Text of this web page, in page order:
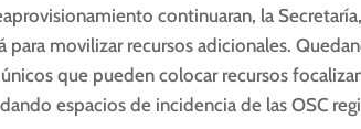
continuaran, la
movilizar recursos adicionales.
que pueden colocar recursos
espacios de incidencia de las OSC